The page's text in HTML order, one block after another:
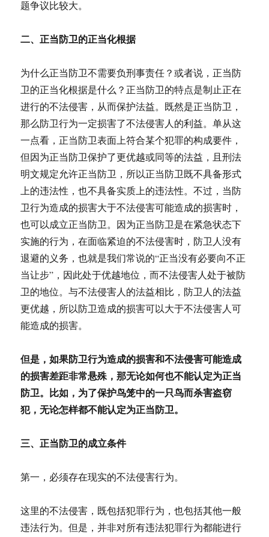
题争议比较大。
二、正当防卫的正当化根据
为什么正当防卫不需要负刑事责任？或者说，正当防
卫的正当化根据是什么？正当防卫的特点是制止正在
进行的不法侵害，从而保护法益。既然是正当防卫，
那么防卫行为一定损害了不法侵害人的利益。单从这
一点看，正当防卫表面上符合某个犯罪的构成要件，
但因为正当防卫保护了更优越或同等的法益，且刑法
明文规定允许正当防卫，所以正当防卫既不具备形式
上的违法性，也不具备实质上的违法性。不过，当防
卫行为造成的损害大于不法侵害可能造成的损害时，
也可以成立正当防卫。因为正当防卫是在紧急状态下
实施的行为，在面临紧迫的不法侵害时，防卫人没有
退避的义务，也就是我们常说的“正当没有必要向不正
当让步”，因此处于优越地位，而不法侵害人处于被防
卫的地位。与不法侵害人的法益相比，防卫人的法益
更优越，所以防卫造成的损害可以大于不法侵害人可
能造成的损害。
但是，如果防卫行为造成的损害和不法侵害可能造成
的损害差距非常悬殊，那无论如何也不能认定为正当
防卫。比如，为了保护鸟笼中的一只鸟而杀害盗窃
犯，无论怎样都不能认定为正当防卫。
三、正当防卫的成立条件
第一，必须存在现实的不法侵害行为。
这里的不法侵害，既包括犯罪行为，也包括其他一般
违法行为。但是，并非对所有违法犯罪行为都能进行